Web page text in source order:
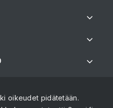
oikeudet pidätetään.